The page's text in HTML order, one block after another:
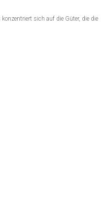
sich auf die Güter, die die